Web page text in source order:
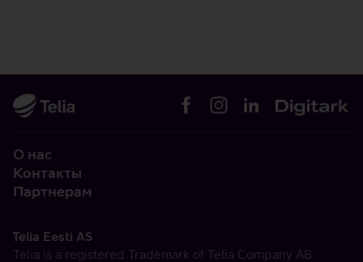
О нас
Контакты
Партнерам
Telia Eesti AS
Telia is a registered Trademark of Telia Company AB